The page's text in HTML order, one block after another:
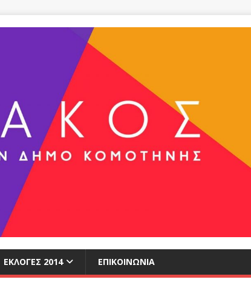
ΕΚΛΟΓΈΣ 2014 ΕΠΙΚΟΙΝΩΝΊΑ